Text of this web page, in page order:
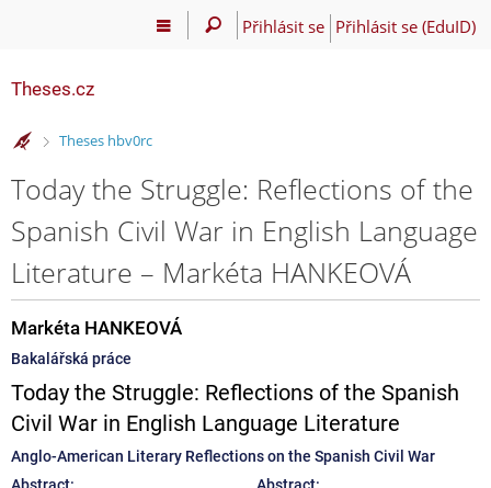
Přihlásit se Přihlásit se (EduID)
Theses.cz
>
Theses hbv0rc
Today the Struggle: Reflections of the
Spanish Civil War in English Language
Literature – Markéta HANKEOVÁ
Markéta HANKEOVÁ
Bakalářská práce
Today the Struggle: Reflections of the Spanish
Civil War in English Language Literature
Anglo-American Literary Reflections on the Spanish Civil War
Abstract:
Abstract: